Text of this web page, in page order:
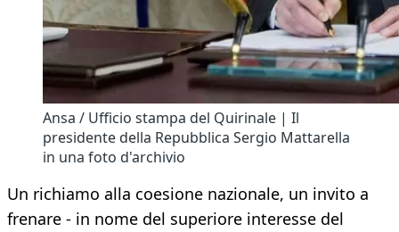
Ansa / Ufficio stampa del Quirinale | Il
presidente della Repubblica Sergio Mattarella
in una foto d'archivio
Un richiamo alla coesione nazionale, un invito a
frenare - in nome del superiore interesse del